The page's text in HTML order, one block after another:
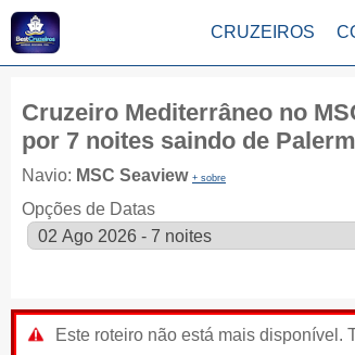
CRUZEIROS
Cruzeiro Mediterrâneo no
por 7 noites saindo de
Navio: MSC Seaview + sobre
Opções de Datas
Este roteiro não está mais disponível.